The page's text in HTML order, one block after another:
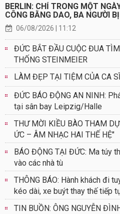
BERLIN: CHỈ TRONG MỘT
CÔNG BẰNG DAO, BA NGƯỜI
06/08/2026 | 11:12
ĐỨC BẮT ĐẦU CUỘC ĐUA
THỐNG STEINMEIER
LÀM ĐẸP TẠI TIỆM CỦA CA
ĐỨC BÁO ĐỘNG AN NINH:
tại sân bay Leipzig/Halle
THƯ MỜI KIỀU BÀO THAM
ỨC – ÂM NHẠC HAI THẾ HỆ"
BÁO ĐỘNG TẠI ĐỨC: Ma túy
vào các nhà tù
THÔNG BÁO: Hành khách đi
kéo dài, xe buýt thay thế tiếp
TIN BUỒN: ÔNG NGUYỄN